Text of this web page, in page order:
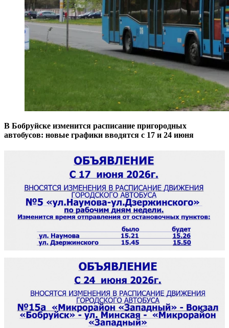
В Бобруйске изменится расписание пригородных
автобусов: новые графики вводятся с 17 и 24 июня